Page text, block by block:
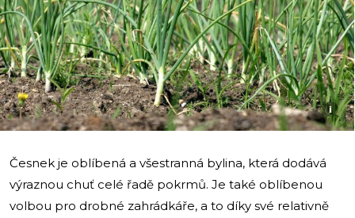
i
Česnek je oblíbená a všestranná bylina, která dodává
výraznou chuť celé řadě pokrmů. Je také oblíbenou
volbou pro drobné zahrádkáře, a to díky své relativně